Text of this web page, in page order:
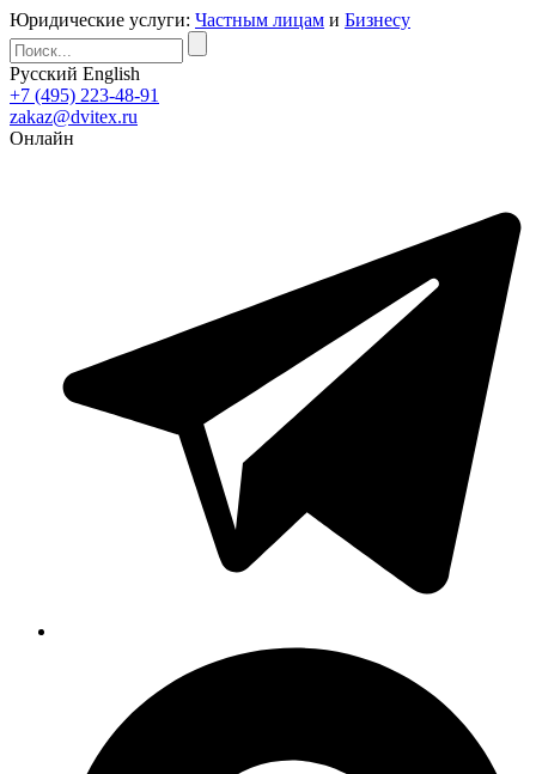
Юридические услуги: Частным лицам и Бизнесу
Русский English
+7 (495) 223-48-91
zakaz@dvitex.ru
Онлайн